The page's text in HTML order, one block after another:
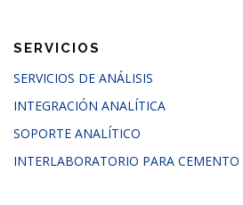
SERVICIOS
SERVICIOS DE ANÁLISIS
INTEGRACIÓN ANALÍTICA
SOPORTE ANALÍTICO
INTERLABORATORIO PARA CEMENTO